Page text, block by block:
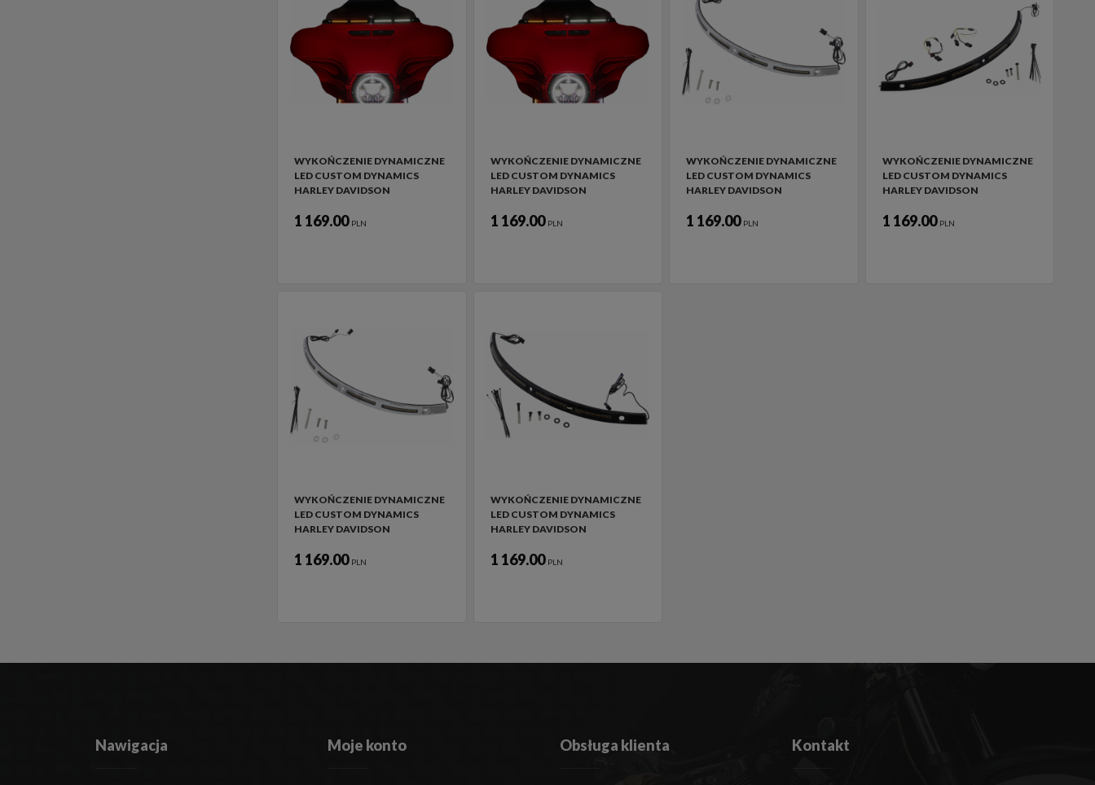
WYKOŃCZENIE DYNAMICZNE
LED CUSTOM DYNAMICS
HARLEY DAVIDSON
1 169.00 PLN
WYKOŃCZENIE DYNAMICZNE
LED CUSTOM DYNAMICS
HARLEY DAVIDSON
1 169.00 PLN
WYKOŃCZENIE DYNAMICZNE
LED CUSTOM DYNAMICS
HARLEY DAVIDSON
1 169.00 PLN
WYKOŃCZENIE DYNAMICZNE
LED CUSTOM DYNAMICS
HARLEY DAVIDSON
1 169.00 PLN
WYKOŃCZENIE DYNAMICZNE
LED CUSTOM DYNAMICS
HARLEY DAVIDSON
1 169.00 PLN
WYKOŃCZENIE DYNAMICZNE
LED CUSTOM DYNAMICS
HARLEY DAVIDSON
1 169.00 PLN
Nawigacja Moje konto Obsługa klienta Kontakt